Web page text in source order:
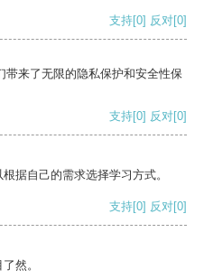
支持[0] 反对[0]
来了无限的隐私保护和安全性保
支持[0] 反对[0]
据自己的需求选择学习方式。
支持[0] 反对[0]
然。